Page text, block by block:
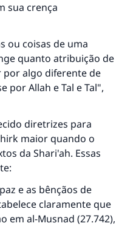
sua crença
ou coisas de uma
quanto atribuição de
por algo diferente de
por Allah e Tal e Tal",
diretrizes para
maior quando o
da Shari'ah. Essas
e as bênçãos de
claramente que
em al-Musnad (27.742),